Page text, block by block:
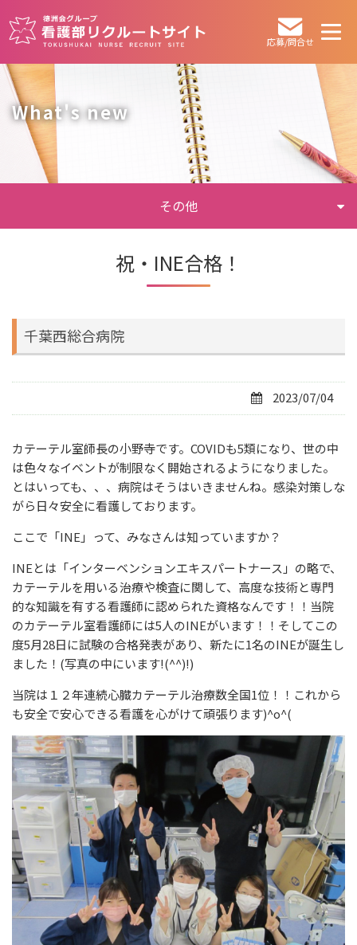
応募/問合せ
What's new
祝・INE合格！
千葉西総合病院
2023/07/04
カテーテル室師長の小野寺です。COVIDも5類になり、世の中
は色々なイベントが制限なく開始されるようになりました。
とはいっても、、、病院はそうはいきませんね。感染対策しな
がら日々安全に看護しております。
ここで「INE」って、みなさんは知っていますか？
INEとは「インターベンションエキスパートナース」の略で、
カテーテルを用いる治療や検査に関して、高度な技術と専門
的な知識を有する看護師に認められた資格なんです！！当院
のカテーテル室看護師には5人のINEがいます！！そしてこの
度5月28日に試験の合格発表があり、新たに1名のINEが誕生し
ました！(写真の中にいます!(^^)!)
当院は１２年連続心臓カテーテル治療数全国1位！！これから
も安全で安心できる看護を心がけて頑張ります)^o^(
その他